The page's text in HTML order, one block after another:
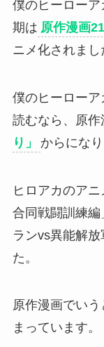
僕のヒーローア
期は 原作漫画
ニメ化されまし
僕のヒーロー
読むなら、原作
り」
からになり
ヒロアカのア
合同戦闘訓練
ランvs異能解
た。
原作漫画でい
まっています。